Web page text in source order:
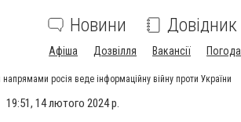
Новини Довідник
Афіша Дозвілля Вакансії Погода
росія веде інформаційну війну проти України
19:51, 14 лютого 2024 р.